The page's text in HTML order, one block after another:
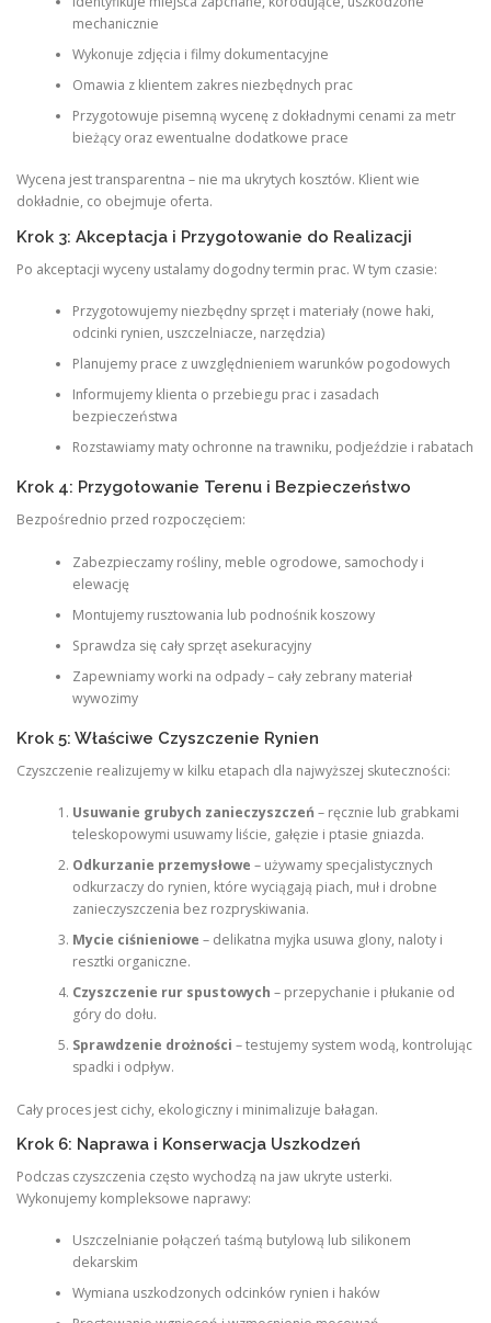
mechanicznie
Wykonuje zdjęcia i filmy dokumentacyjne
Omawia z klientem zakres niezbędnych prac
Przygotowuje pisemną wycenę z dokładnymi cenami za metr
bieżący oraz ewentualne dodatkowe prace
Wycena jest transparentna – nie ma ukrytych kosztów. Klient wie
dokładnie, co obejmuje oferta.
Krok 3: Akceptacja i Przygotowanie do Realizacji
Po akceptacji wyceny ustalamy dogodny termin prac. W tym czasie:
Przygotowujemy niezbędny sprzęt i materiały (nowe haki,
odcinki rynien, uszczelniacze, narzędzia)
Planujemy prace z uwzględnieniem warunków pogodowych
Informujemy klienta o przebiegu prac i zasadach
bezpieczeństwa
Rozstawiamy maty ochronne na trawniku, podjeździe i rabatach
Krok 4: Przygotowanie Terenu i Bezpieczeństwo
Bezpośrednio przed rozpoczęciem:
Zabezpieczamy rośliny, meble ogrodowe, samochody i
elewację
Montujemy rusztowania lub podnośnik koszowy
Sprawdza się cały sprzęt asekuracyjny
Zapewniamy worki na odpady – cały zebrany materiał
wywozimy
Krok 5: Właściwe Czyszczenie Rynien
Czyszczenie realizujemy w kilku etapach dla najwyższej skuteczności:
Usuwanie grubych zanieczyszczeń – ręcznie lub grabkami
teleskopowymi usuwamy liście, gałęzie i ptasie gniazda.
Odkurzanie przemysłowe – używamy specjalistycznych
odkurzaczy do rynien, które wyciągają piach, muł i drobne
zanieczyszczenia bez rozpryskiwania.
Mycie ciśnieniowe – delikatna myjka usuwa glony, naloty i
resztki organiczne.
Czyszczenie rur spustowych – przepychanie i płukanie od
góry do dołu.
Sprawdzenie drożności – testujemy system wodą, kontrolując
spadki i odpływ.
Cały proces jest cichy, ekologiczny i minimalizuje bałagan.
Krok 6: Naprawa i Konserwacja Uszkodzeń
Podczas czyszczenia często wychodzą na jaw ukryte usterki.
Wykonujemy kompleksowe naprawy:
Uszczelnianie połączeń taśmą butylową lub silikonem
dekarskim
Wymiana uszkodzonych odcinków rynien i haków